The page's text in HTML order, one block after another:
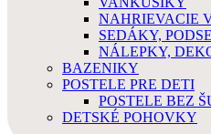
NAHRIEVACIE
SEDÁKY,
NÁLEPKY,
BAZENIKY
POSTELE PRE DETI
POSTELE BEZ
DETSKÉ POHOVKY